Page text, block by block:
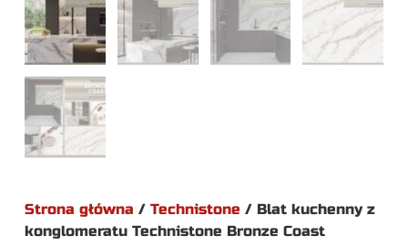
Strona główna / Technistone / Blat kuchenny z
konglomeratu Technistone Bronze Coast